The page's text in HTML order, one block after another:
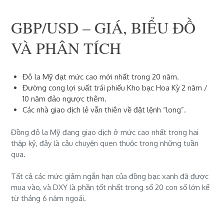
GBP/USD – GIÁ, BIỂU ĐỒ
VÀ PHÂN TÍCH
Đô la Mỹ đạt mức cao mới nhất trong 20 năm.
Đường cong lợi suất trái phiếu Kho bạc Hoa Kỳ 2 năm /
10 năm đảo ngược thêm.
Các nhà giao dịch lẻ vẫn thiên về đặt lệnh “long”.
Đồng đô la Mỹ đang giao dịch ở mức cao nhất trong hai
thập kỷ, đây là câu chuyện quen thuộc trong những tuần
qua.
Tất cả các mức giảm ngắn hạn của đồng bạc xanh đã được
mua vào, và DXY là phần tốt nhất trong số 20 con số lớn kể
từ tháng 6 năm ngoái.